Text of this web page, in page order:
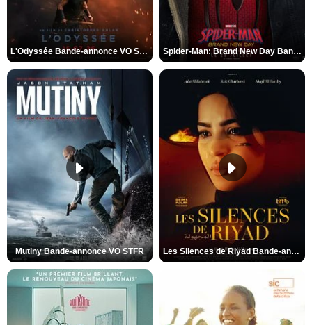
L'Odyssée Bande-annonce VO STFR Spider-Man: Brand New Day Bande-annonce VO STFR
Mutiny Bande-annonce VO STFR Les Silences de Riyad Bande-annonce VO STFR